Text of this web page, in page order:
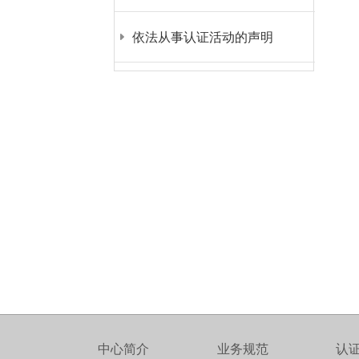
依法从事认证活动的声明
中心简介 业务规范 认